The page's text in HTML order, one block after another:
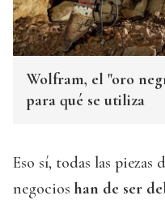
Wolfram, el "oro
para qué se utiliza
Eso sí, todas las piezas
negocios han de ser